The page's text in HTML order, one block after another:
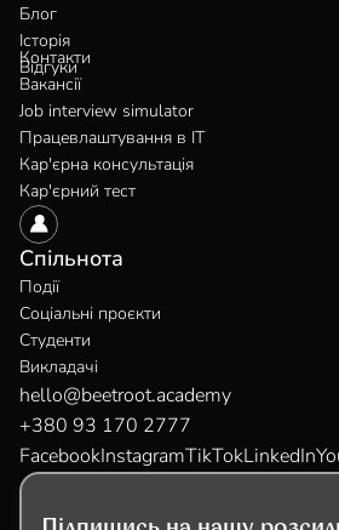
Спільнота
Події
Соціальні проєкти
Студенти
Викладачі
Блог
Історія
Відгуки
Контакти
Вакансії
Job interview simulator
Працевлаштування в IT
Кар'єрна консультація
Кар'єрний тест
hello@beetroot.academy
+380 93 170 2777
FacebookInstagramTikTokLinkedIn